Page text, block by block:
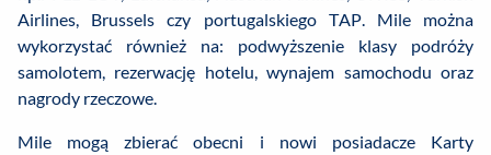
Airlines, Brussels czy portugalskiego TAP. Mile można
wykorzystać również na: podwyższenie klasy podróży
samolotem, rezerwację hotelu, wynajem samochodu oraz
nagrody rzeczowe.
Mile mogą zbierać obecni i nowi posiadacze Karty